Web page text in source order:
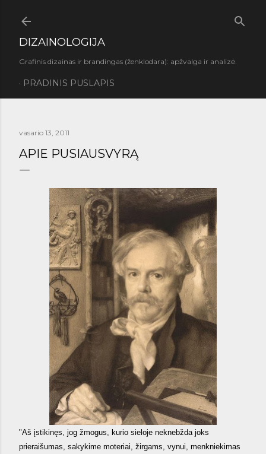
DIZAINOLOGIJA
Grafinis dizainas ir brandingas (ženklodara): apžvalga ir analizė.
PRADINIS PUSLAPIS
vasario 13, 2011
APIE PUSIAUSVYRĄ
"Aš įstikinęs, jog žmogus, kurio sieloje neknebžda joks
prieraišumas, sakykime moteriai, žirgams, vynui, menkniekimas